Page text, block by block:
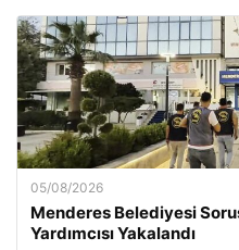
05/08/2026
Menderes Belediyesi
Yardımcısı Yakalandı